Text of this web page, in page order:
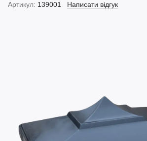
Артикул: 139001 Написати відгук